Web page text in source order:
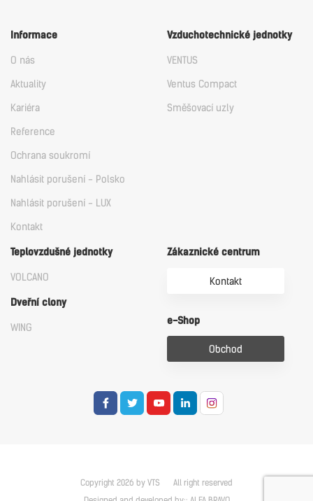
Informace
O nás
Aktuality
Kariéra
Reference
Ochrana soukromí
Nahlásit porušení - Polsko
Nahlásit porušení - LUX
Kontakt
Vzduchotechnické jednotky
VENTUS
Ventus Compact
Směšovací uzly
Teplovzdušné jednotky
VOLCANO
Dveřní clony
WING
Zákaznické centrum
Kontakt
e-Shop
Obchod
Copyright 2026 by VTS
All right reserved